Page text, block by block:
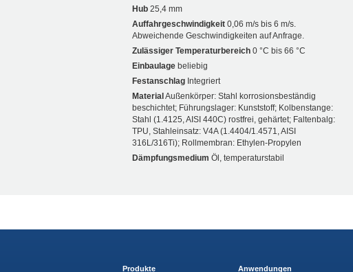
Hub 25,4 mm
Auffahrgeschwindigkeit 0,06 m/s bis 6 m/s.
Abweichende Geschwindigkeiten auf Anfrage.
Zulässiger Temperaturbereich 0 °C bis 66 °C
Einbaulage beliebig
Festanschlag Integriert
Material Außenkörper: Stahl korrosionsbeständig
beschichtet; Führungslager: Kunststoff; Kolbenstange:
Stahl (1.4125, AISI 440C) rostfrei, gehärtet; Faltenbalg:
TPU, Stahleinsatz: V4A (1.4404/1.4571, AISI
316L/316Ti); Rollmembran: Ethylen-Propylen
Dämpfungsmedium Öl, temperaturstabil
Produkte
Anwendungen